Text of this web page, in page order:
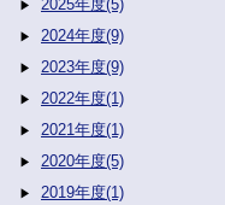
2025年度(5)
2024年度(9)
2023年度(9)
2022年度(1)
2021年度(1)
2020年度(5)
2019年度(1)